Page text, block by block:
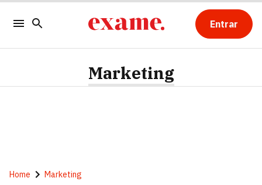
Entrar
Marketing
Home Marketing